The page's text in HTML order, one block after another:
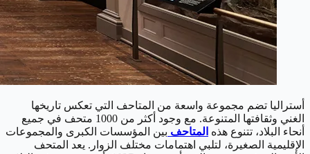
أستراليا تضم مجموعة واسعة من المتاحف التي تعكس تاريخها
الغني وثقافتها المتنوعة. مع وجود أكثر من 1000 متحف في جميع
أنحاء البلاد، تتنوع هذه المتاحف بين المؤسسات الكبرى والمجموعات
الإقليمية الصغيرة، لتلبي اهتمامات مختلف الزوار. يعد المتحف